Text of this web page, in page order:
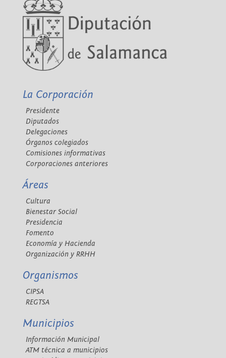
La Corporación
Presidente
Diputados
Delegaciones
Órganos colegiados
Comisiones informativas
Corporaciones anteriores
Áreas
Cultura
Bienestar Social
Presidencia
Fomento
Economía y Hacienda
Organización y RRHH
Organismos
CIPSA
REGTSA
Municipios
Información Municipal
ATM técnica a municipios